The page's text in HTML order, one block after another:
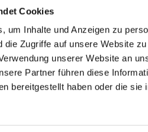
Cookies
um Inhalte und Anzeigen zu
die Zugriffe auf unsere Website
unserer Website an
Partner führen diese
bereitgestellt haben oder die
pfarrbuero@maertyrer-von-
Impressum